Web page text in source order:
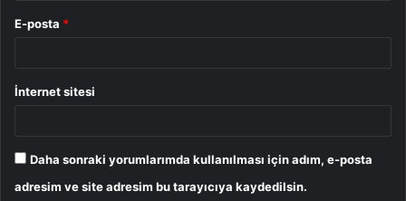
E-posta *
İnternet sitesi
Daha sonraki yorumlarımda kullanılması için adım, e-posta
adresim ve site adresim bu tarayıcıya kaydedilsin.